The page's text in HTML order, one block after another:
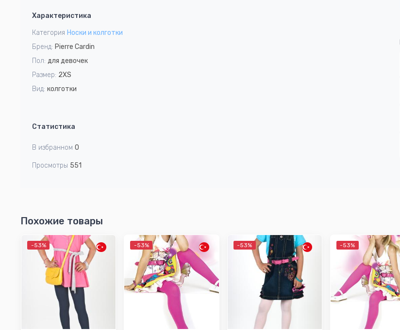
1
Характеристика
Категория Носки и колготки
Бренд: Pierre Cardin
Пол: для девочек
Размер: 2XS
Вид: колготки
Статистика
В избранном 0
Просмотры 551
Похожие товары
-53% -53% -53% -53%